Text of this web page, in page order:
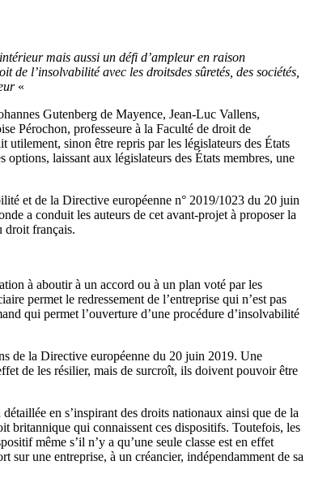
mais aussi un défi d’ampleur en raison
de l’insolvabilité avec les droitsdes sûretés, des sociétés,
«
Gutenberg de Mayence, Jean-Luc Vallens,
Pérochon, professeure à la Faculté de droit de
sinon être repris par les législateurs des États
laissant aux législateurs des États membres, une
et de la Directive européenne n° 2019/1023 du 20 juin
a conduit les auteurs de cet avant-projet à proposer la
droit français.
à aboutir à un accord ou à un plan voté par les
permet le redressement de l’entreprise qui n’est pas
qui permet l’ouverture d’une procédure d’insolvabilité
de la Directive européenne du 20 juin 2019. Une
de les résilier, mais de surcroît, ils doivent pouvoir être
en s’inspirant des droits nationaux ainsi que de la
britannique qui connaissent ces dispositifs. Toutefois, les
même s’il n’y a qu’une seule classe est en effet
sur une entreprise, à un créancier, indépendamment de sa